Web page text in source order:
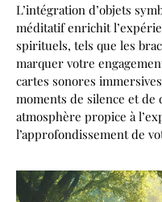
L’intégration d’objets
méditatif enrichit
spirituels, tels que les
marquer votre
cartes sonores
moments de silence et de
atmosphère propice à
l’approfondissement de